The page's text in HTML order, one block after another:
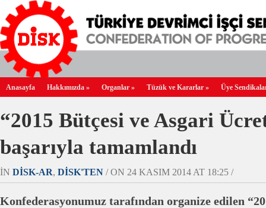
Anasayfa Hakkımızda » Organlar » Tüzük ve Kararlar » Üye
“2015 Bütçesi ve Asgari
başarıyla tamamlandı
IN DİSK-AR, DİSK'TEN / ON 24 KASIM 2014 AT 18:25 /
Konfederasyonumuz tarafından organize edilen